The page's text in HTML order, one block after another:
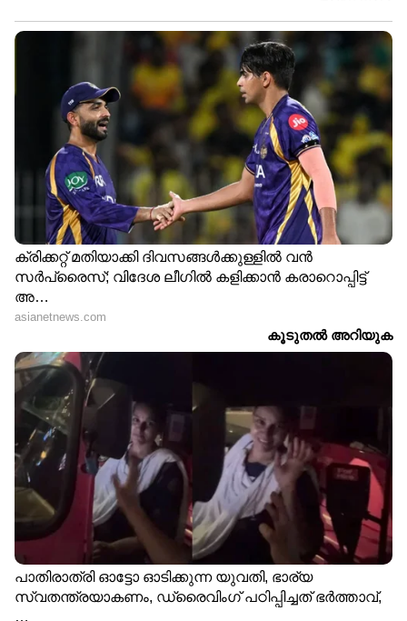
ABOUT THE AUTHOR
Web Desk
Follow Us